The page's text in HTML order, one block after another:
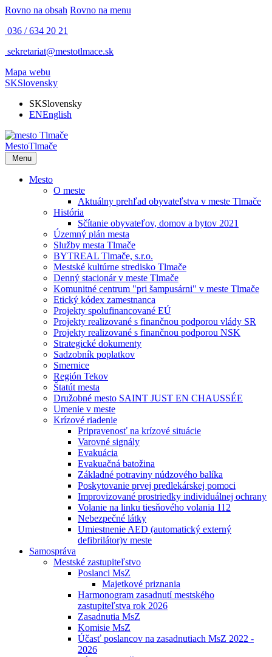
Rovno na obsah Rovno na menu
036 / 634 20 21
sekretariat@mestotlmace.sk
Mapa webu
SKSlovensky
SKSlovensky
ENEnglish
MestoTlmače
Menu
Mesto
O meste
Aktuálny prehľad obyvateľstva v meste Tlmače
História
Sčítanie obyvateľov, domov a bytov 2021
Územný plán mesta
Služby mesta Tlmače
BYTREAL Tlmače, s.r.o.
Mestské kultúrne stredisko Tlmače
Denný stacionár v meste Tlmače
Komunitné centrum "pri šampusárni" v meste Tlmače
Etický kódex zamestnanca
Projekty spolufinancované EÚ
Projekty realizované s finančnou podporou vlády SR
Projekty realizované s finančnou podporou NSK
Strategické dokumenty
Sadzobník poplatkov
Smernice
Región Tekov
Štatút mesta
Družobné mesto SAINT JUST EN CHAUSSÉE
Umenie v meste
Krízové riadenie
Pripravenosť na krízové situácie
Varovné signály
Evakuácia
Evakuačná batožina
Základné potraviny núdzového balíka
Poskytovanie prvej predlekárskej pomoci
Improvizované prostriedky individuálnej ochrany
Volanie na linku tiesňového volania 112
Nebezpečné látky
Umiestnenie AED (automatický externý
defibrilátor)v meste
Samospráva
Mestské zastupiteľstvo
Poslanci MsZ
Majetkové priznania
Harmonogram zasadnutí mestského
zastupiteľstva rok 2026
Zasadnutia MsZ
Komisie MsZ
Účasť poslancov na zasadnutiach MsZ 2022 -
2026